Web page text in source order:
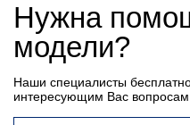
Нужна
модели?
Наши специалисты
интересующим Вас вопросам.